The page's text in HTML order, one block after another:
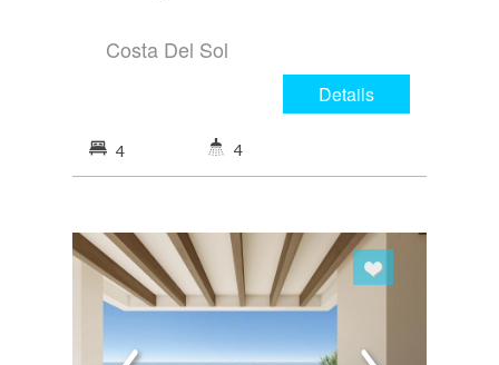
Costa Del Sol
Details
4 4